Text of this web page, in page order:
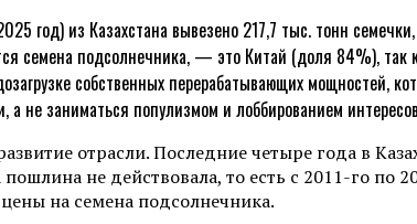
год) из Казахстана вывезено 217,7 тыс. тонн
семена подсолнечника, — это Китай (доля 84%),
собственных перерабатывающих мощностей,
не заниматься популизмом и лоббированием
отрасли. Последние четыре года в
не действовала, то есть с 2011-го по
на семена подсолнечника.